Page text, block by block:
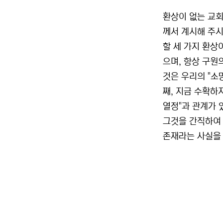
환상이 없는 교
께서 계시해 주
할 세 가지 환상
으며, 항상 구원
것은 우리의 "소
째, 지금 수확하
열정"과 관계가
그것을 간직하
존재라는 사실